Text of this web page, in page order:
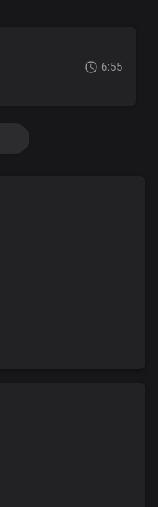
6:55